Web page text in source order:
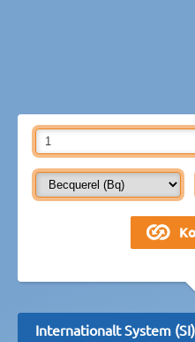
Internationalt System (SI)